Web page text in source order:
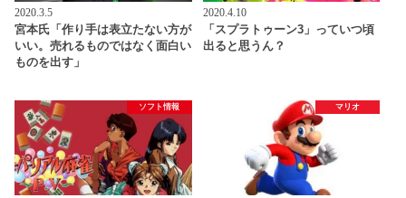
2020.3.5
宮本氏「作り手は表立たない方が
いい。売れるものではなく面白い
ものを出す」
2020.4.10
「スプラトゥーン3」っていつ頃
出ると思うん？
ソフト情報 マリオ